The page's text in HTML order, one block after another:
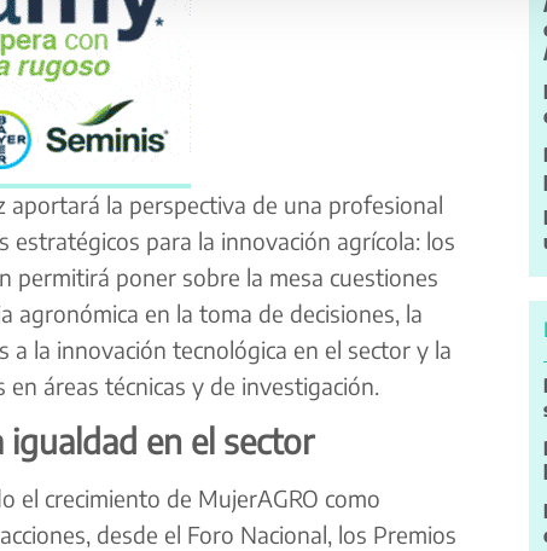
aportará la perspectiva de una profesional
estratégicos para la innovación agrícola: los
permitirá poner sobre la mesa cuestiones
agronómica en la toma de decisiones, la
a la innovación tecnológica en el sector y la
áreas técnicas y de investigación.
en el sector
el crecimiento de MujerAGRO como
desde el Foro Nacional, los Premios